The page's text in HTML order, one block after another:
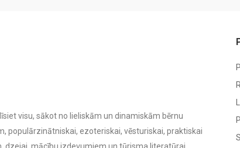
visu, sākot no lieliskām un dinamiskām bērnu
populārzinātniskai, ezoteriskai, vēsturiskai, praktiskai